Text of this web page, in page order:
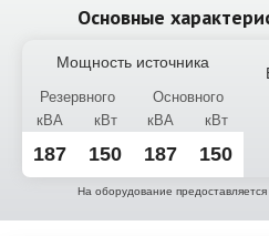
Основные
Мощность источника
Резервного
Основного
кВА
кВт кВА кВт
187 150 187 150
На оборудование